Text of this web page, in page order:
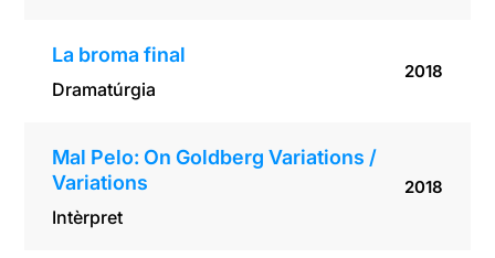
La broma final
Dramatúrgia
2018
Mal Pelo: On Goldberg Variations /
Variations
Intèrpret
2018